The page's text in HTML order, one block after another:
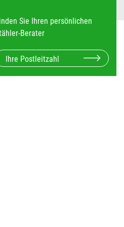
Sie Ihren persönlichen
Berater
asdfW134 245 34"